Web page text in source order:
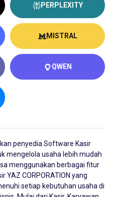
PERPLEXITY
MISTRAL
QWEN
penyedia Software Kasir
mengelola usaha lebih mudah
menggunakan berbagai fitur
YAZ CORPORATION yang
setiap kebutuhan usaha di